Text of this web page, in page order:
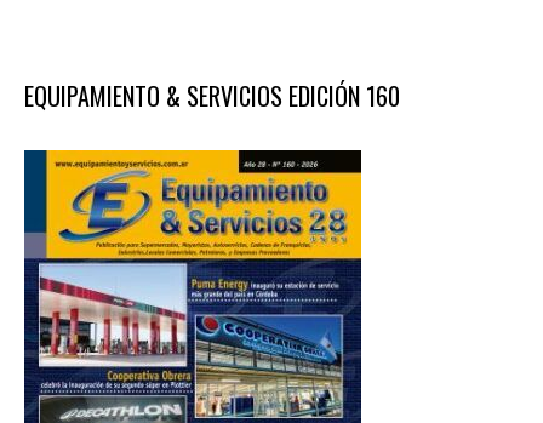
EQUIPAMIENTO & SERVICIOS EDICIÓN 160